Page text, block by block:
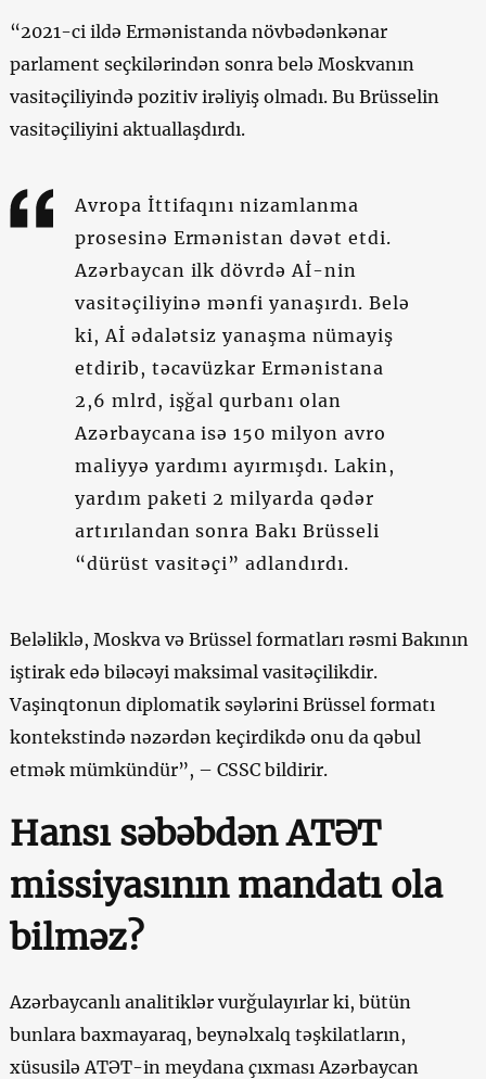
“2021-ci ildə Ermənistanda növbədənkənar
parlament seçkilərindən sonra belə Moskvanın
vasitəçiliyində pozitiv irəliyiş olmadı. Bu Brüsselin
vasitəçiliyini aktuallaşdırdı.
Avropa İttifaqını nizamlanma
prosesinə Ermənistan dəvət etdi.
Azərbaycan ilk dövrdə Aİ-nin
vasitəçiliyinə mənfi yanaşırdı. Belə
ki, Aİ ədalətsiz yanaşma nümayiş
etdirib, təcavüzkar Ermənistana
2,6 mlrd, işğal qurbanı olan
Azərbaycana isə 150 milyon avro
maliyyə yardımı ayırmışdı. Lakin,
yardım paketi 2 milyarda qədər
artırılandan sonra Bakı Brüsseli
“dürüst vasitəçi” adlandırdı.
Beləliklə, Moskva və Brüssel formatları rəsmi Bakının
iştirak edə biləcəyi maksimal vasitəçilikdir.
Vaşinqtonun diplomatik səylərini Brüssel formatı
kontekstində nəzərdən keçirdikdə onu da qəbul
etmək mümkündür”, – CSSC bildirir.
Hansı səbəbdən ATƏT
missiyasının mandatı ola
bilməz?
Azərbaycanlı analitiklər vurğulayırlar ki, bütün
bunlara baxmayaraq, beynəlxalq təşkilatların,
xüsusilə ATƏT-in meydana çıxması Azərbaycan